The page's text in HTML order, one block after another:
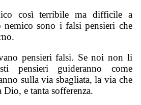
così terribile ma difficile a
nemico sono i falsi pensieri che
pensieri falsi. Se noi non li
pensieri guideranno come
sulla via sbagliata, la via che
e tanta sofferenza.